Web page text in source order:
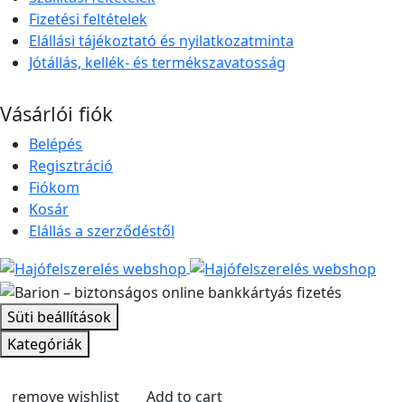
Fizetési feltételek
Elállási tájékoztató és nyilatkozatminta
Jótállás, kellék- és termékszavatosság
Vásárlói fiók
Belépés
Regisztráció
Fiókom
Kosár
Elállás a szerződéstől
Süti beállítások
Kategóriák
remove wishlist Add to cart